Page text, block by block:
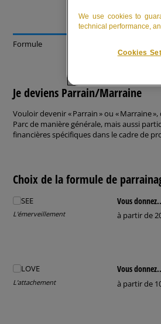
Formule
Je deviens Parrain/Marraine
Vouloir devenir « Parrain » ou « Marraine
Parc de manière générale, mais aussi
financières spécifiques dans le cadre de
Choix de la formule de
SEESEE
L'émerveillement
Vous
à partir de
LOVELOVE
L'attachement
Vous
à partir de
We use cookies to
technical performance,
Cookies